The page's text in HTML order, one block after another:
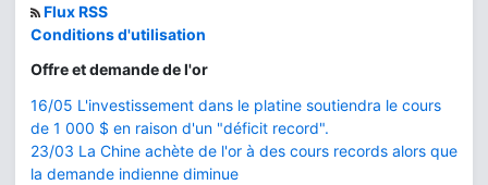
Flux RSS
Conditions d'utilisation
Offre et demande de l'or
16/05 L'investissement dans le platine soutiendra le cours
de 1 000 $ en raison d'un "déficit record".
23/03 La Chine achète de l'or à des cours records alors que
la demande indienne diminue